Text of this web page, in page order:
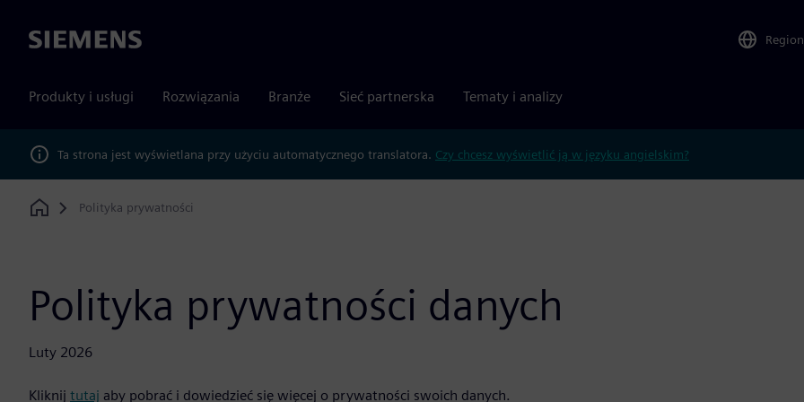
Siemens Region
Produkty i usługi Rozwiązania Branże Sieć partnerska Tematy i analizy
Ta strona jest wyświetlana przy użyciu automatycznego translatora. Czy chcesz wyświetlić ją w języku angielskim?
Home
Polityka prywatności
Polityka prywatności danych
Luty 2026
Kliknij tutaj aby pobrać i dowiedzieć się więcej o prywatności swoich danych.